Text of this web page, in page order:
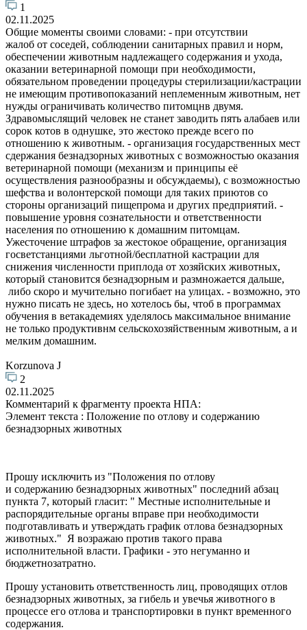
1
02.11.2025
Общие моменты своими словами: - при отсутствии
жалоб от соседей, соблюдении санитарных правил и норм,
обеспечении животным надлежащего содержания и ухода,
оказании ветеринарной помощи при необходимости,
обязательном проведении процедуры стерилизации/кастрации
не имеющим противопоказаний неплеменным животным, нет
нужды ограничивать количество питомцнв двумя.
Здравомыслящий человек не станет заводить пять алабаев или
сорок котов в однушке, это жестоко прежде всего по
отношению к животным. - организация государственных мест
сдержания безнадзорных животных с возможностью оказания
ветеринарной помощи (механизм и принципы её
осуществления разнообразны и обсуждаемы), с возможностью
шефства и волонтерской помощи для таких приютов со
стороны организаций пищепрома и других предприятий. -
повышение уровня сознательности и ответственности
населения по отношению к домашним питомцам.
Ужесточение штрафов за жестокое обращение, организация
госветстанциями льготной/бесплатной кастрации для
снижения численности приплода от хозяйских животных,
который становится безнадзорным и размножается дальше,
либо скоро и мучительно погибает на улицах. - возможно, это
нужно писать не здесь, но хотелось бы, чтоб в программах
обучения в ветакадемиях уделялось максимальное внимание
не только продуктивнм сельскохозяйственным животным, а и
мелким домашним.
Korzunova J
2
02.11.2025
Комментарий к фрагменту проекта НПА:
Элемент текста : Положение по отлову и содержанию
безнадзорных животных
Прошу исключить из "Положения по отлову
и содержанию безнадзорных животных" последний абзац
пункта 7, который гласит: " Местные исполнительные и
распорядительные органы вправе при необходимости
подготавливать и утверждать график отлова безнадзорных
животных." Я возражаю против такого права
исполнительной власти. Графики - это негуманно и
бюджетнозатратно.
Прошу установить ответственность лиц, проводящих отлов
безнадзорных животных, за гибель и увечья животного в
процессе его отлова и транспортировки в пункт временного
содержания.